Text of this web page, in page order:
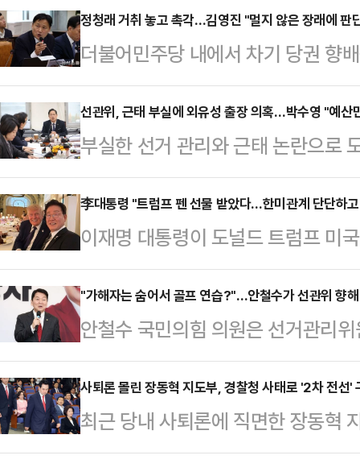
정청래 거취 놓고 촉각…김영진 "멀지 않은 장래에 판
더불어민주당 내에서 차기 당권 향
영진 의원은 정청래 대표의 전당대
이스에서 깊게 생각하고 있는 시간
망했다.이를 두고 청와대와의 갈등
상황 속에서 정 대표가 당원들의 지
밍을 고르고 있다는 분석이 나온다
의 시선집중에 출연해 "정 대표는
할 것"이라며 이같이 …
선관위, 근태 부실에 외유성 출장 의혹…박수영 "예
부실한 선거 관리와 근태 논란으로
번에는 혈세를 낭비한 '외유성 해외
의원은 선관위 직원들이 선거 업무
했다고 지적하며, 선관위의 심각한
의원은 18일 페이스북에 "선관위
화한 2023년 8월 훈령 개정 이후
보고서만 봐도 몰디브, 코타키나발
적했다.박 의원은…
李대통령 "트럼프 펜 선물 받았다…한미관계 단단하
이재명 대통령이 도널드 트럼프 미
사실을 공개하며 "한미관계는 단단
럽 순방 일정을 마친 이 대통령은
간) 자신의 X(옛 트위터)에 주요 7
령과 함께 찍은 사진과 선물받은 펜
서 "어제 저녁 트럼프 대통령님과
와 한미관계를 놓고 속 깊은 이야
일 G7…
"가해자는 숨어서 골프 연습?"…안철수가 선관위 향
안철수 국민의힘 의원은 선거관리
있는 건 잘못이라며, 올림픽 공원
고 촉구했다.안철수 의원은 18일은
족 사태로 올공(잠실 올림픽공원)
청년들과 시민, 국가대표 및 체육인
사퇴론 몰린 장동혁 지도부, 경찰청 사태로 '2차 전선'
최근 당내 사퇴론에 직면한 장동혁
란을 계기로 '2차 전선'을 구축한 모